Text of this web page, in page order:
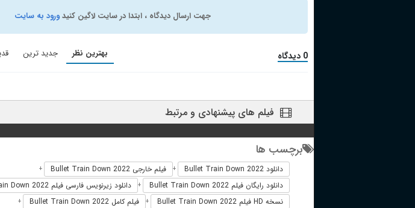
جهت ارسال دیدگاه ، ابتدا در سایت لاگین کنیدورود به سایت
0 دیدگاه بهترین نظر جدید ترین
فیلم های پیشنهادی و مرتبط
برچسب ها
دانلود Bullet Train Down 2022 + فیلم خارجی Bullet Train Down 2022 +
دانلود رایگان فیلم Bullet Train Down 2022 + دانلود زیرنویس فارسی فیلم Bullet Train Down 2022
نسخه HD فیلم Bullet Train Down 2022 + فیلم کامل Bullet Train Down 2022 +